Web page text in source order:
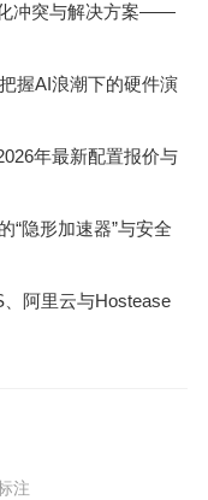
冲突与解决方案——
握AI浪潮下的硬件演
年最新配置报价与
“隐形加速器”与安全
阿里云与Hostease
注